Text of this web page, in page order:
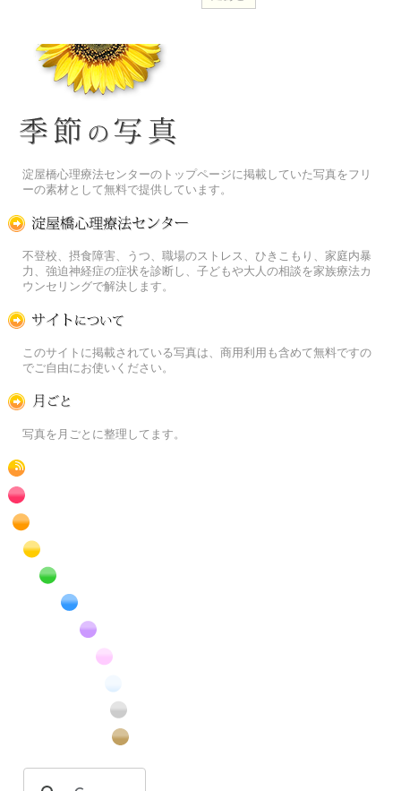
淀屋橋心理療法センターのトップページに掲載していた写真をフリ
ーの素材として無料で提供しています。
不登校、摂食障害、うつ、職場のストレス、ひきこもり、家庭内暴
力、強迫神経症の症状を診断し、子どもや大人の相談を家族療法カ
ウンセリングで解決します。
このサイトに掲載されている写真は、商用利用も含めて無料ですの
でご自由にお使いください。
写真を月ごとに整理してます。
RSS
赤色の花のフリー写真素材
橙色の花のフリー写真素材
黄色の花のフリー写真素材
緑色の花のフリー写真素材
青色の花のフリー写真素材
紫色の花のフリー写真素材
白色の花のフリー写真素材
昆虫のフリー写真素材